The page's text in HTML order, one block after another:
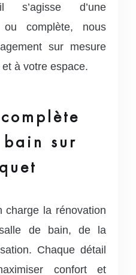
s’agisse d’une
ou complète, nous
sur mesure
à votre espace.
sur
charge la rénovation
de bain, de la
Chaque détail
confort et